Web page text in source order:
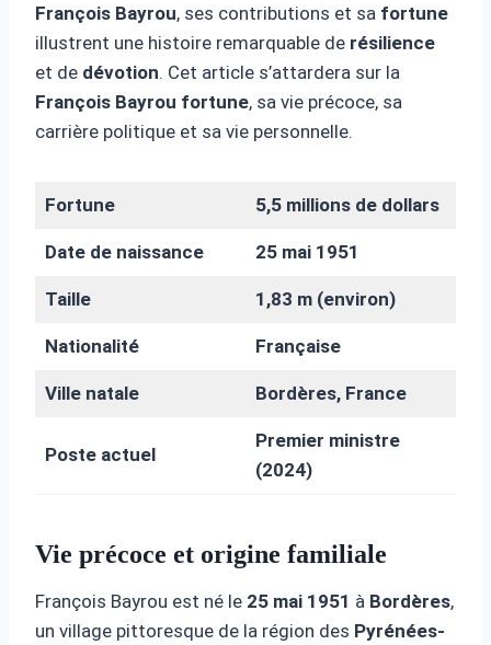
François Bayrou, ses contributions et sa fortune
illustrent une histoire remarquable de résilience
et de dévotion. Cet article s’attardera sur la
François Bayrou fortune, sa vie précoce, sa
carrière politique et sa vie personnelle.
Fortune 5,5 millions de dollars
Date de naissance 25 mai 1951
Taille 1,83 m (environ)
Nationalité Française
Ville natale Bordères, France
Poste actuel
Premier ministre
(2024)
Vie précoce et origine familiale
François Bayrou est né le 25 mai 1951 à Bordères,
un village pittoresque de la région des Pyrénées-